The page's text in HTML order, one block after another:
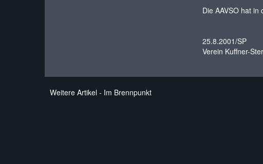
Die AAVSOhat in
25.8.2001/SP
Verein Kuffner-
Weitere Artikel - Im Brennpunkt